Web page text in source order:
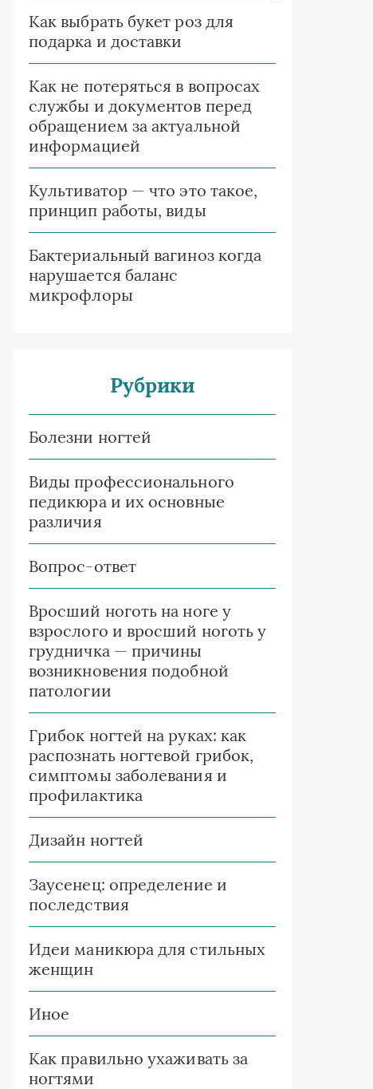
Как выбрать букет роз для
подарка и доставки
Как не потеряться в вопросах
службы и документов перед
обращением за актуальной
информацией
Культиватор — что это такое,
принцип работы, виды
Бактериальный вагиноз когда
нарушается баланс
микрофлоры
Рубрики
Болезни ногтей
Виды профессионального
педикюра и их основные
различия
Вопрос-ответ
Вросший ноготь на ноге у
взрослого и вросший ноготь у
грудничка — причины
возникновения подобной
патологии
Грибок ногтей на руках: как
распознать ногтевой грибок,
симптомы заболевания и
профилактика
Дизайн ногтей
Заусенец: определение и
последствия
Идеи маникюра для стильных
женщин
Иное
Как правильно ухаживать за
ногтями